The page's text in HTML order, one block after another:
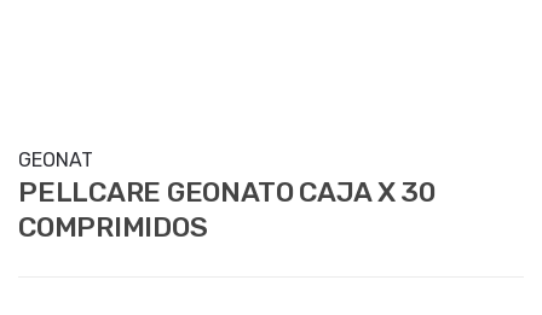
GEONAT
PELLCARE GEONATO CAJA X 30
COMPRIMIDOS